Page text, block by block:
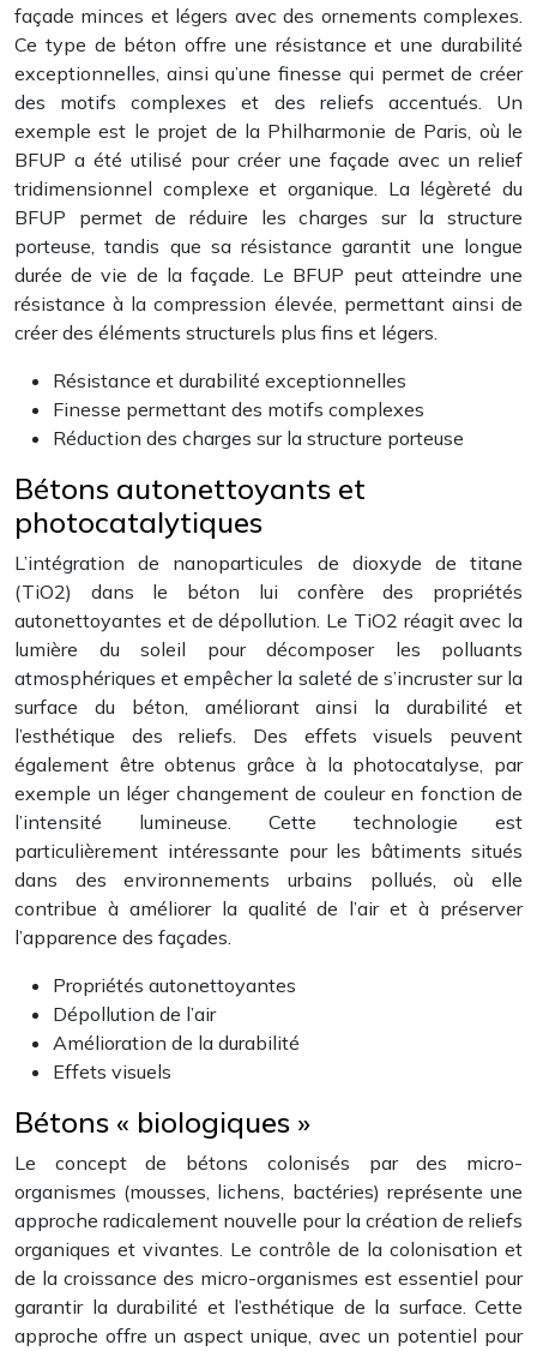
façade minces et légers avec des ornements complexes.
Ce type de béton offre une résistance et une durabilité
exceptionnelles, ainsi qu’une finesse qui permet de créer
des motifs complexes et des reliefs accentués. Un
exemple est le projet de la Philharmonie de Paris, où le
BFUP a été utilisé pour créer une façade avec un relief
tridimensionnel complexe et organique. La légèreté du
BFUP permet de réduire les charges sur la structure
porteuse, tandis que sa résistance garantit une longue
durée de vie de la façade. Le BFUP peut atteindre une
résistance à la compression élevée, permettant ainsi de
créer des éléments structurels plus fins et légers.
Résistance et durabilité exceptionnelles
Finesse permettant des motifs complexes
Réduction des charges sur la structure porteuse
Bétons autonettoyants et
photocatalytiques
L’intégration de nanoparticules de dioxyde de titane
(TiO2) dans le béton lui confère des propriétés
autonettoyantes et de dépollution. Le TiO2 réagit avec la
lumière du soleil pour décomposer les polluants
atmosphériques et empêcher la saleté de s’incruster sur la
surface du béton, améliorant ainsi la durabilité et
l’esthétique des reliefs. Des effets visuels peuvent
également être obtenus grâce à la photocatalyse, par
exemple un léger changement de couleur en fonction de
l’intensité lumineuse. Cette technologie est
particulièrement intéressante pour les bâtiments situés
dans des environnements urbains pollués, où elle
contribue à améliorer la qualité de l’air et à préserver
l’apparence des façades.
Propriétés autonettoyantes
Dépollution de l’air
Amélioration de la durabilité
Effets visuels
Bétons « biologiques »
Le concept de bétons colonisés par des micro-
organismes (mousses, lichens, bactéries) représente une
approche radicalement nouvelle pour la création de reliefs
organiques et vivantes. Le contrôle de la colonisation et
de la croissance des micro-organismes est essentiel pour
garantir la durabilité et l’esthétique de la surface. Cette
approche offre un aspect unique, avec un potentiel pour